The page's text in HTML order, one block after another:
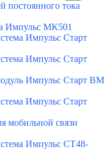
постоянного тока
Импульс МК501
Импульс Старт
Импульс Старт
Импульс Старт ВМ
Импульс Старт
мобильной связи
Импульс СТ48-